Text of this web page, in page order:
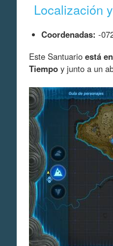
Localización
Coordenadas: -
Este Santuario está
Tiempo y junto a un